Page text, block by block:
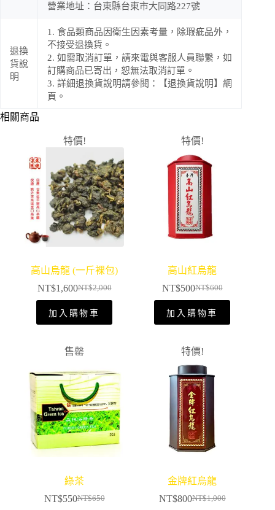
營業地址：台東縣台東市大同路227號
退換
貨說
明
1. 食品類商品因衛生因素考量，除瑕疵品外，
不接受退換貨。
2. 如需取消訂單，請來電與客服人員聯繫，如
訂購商品已寄出，恕無法取消訂單。
3. 詳細退換貨說明請參閱：【退換貨說明】網
頁。
相關商品
特價!
高山烏龍 (一斤裸包)
NT$2,000
NT$1,600
加入購物車
特價!
高山紅烏龍
NT$600
NT$500
加入購物車
售罄
綠茶
NT$650
NT$550
特價!
金牌紅烏龍
NT$1,000
NT$800